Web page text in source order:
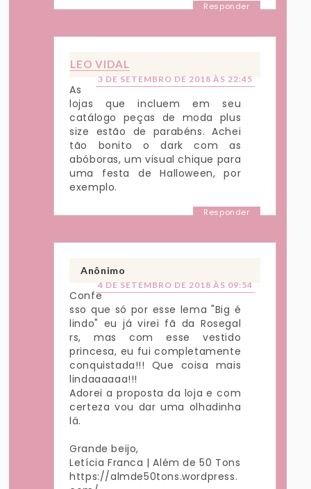
Responder
LEO VIDAL
3 DE SETEMBRO DE 2018 ÀS 22:45
As
lojas que incluem em seu
catálogo peças de moda plus
size estão de parabéns. Achei
tão bonito o dark com as
abóboras, um visual chique para
uma festa de Halloween, por
exemplo.
Responder
Anônimo
4 DE SETEMBRO DE 2018 ÀS 09:54
Confe
sso que só por esse lema "Big é
lindo" eu já virei fã da Rosegal
rs, mas com esse vestido
princesa, eu fui completamente
conquistada!!! Que coisa mais
lindaaaaaa!!!
Adorei a proposta da loja e com
certeza vou dar uma olhadinha
lá.
Grande beijo,
Letícia Franca | Além de 50 Tons
https://almde50tons.wordpress.